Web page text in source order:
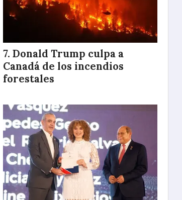
Donald Trump culpa a
Canadá de los incendios
forestales